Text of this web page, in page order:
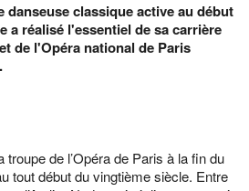
danseuse classique active au début
a réalisé l'essentiel de sa carrière
de l'Opéra national de Paris
de l’Opéra de Paris à la fin du
tout début du vingtième siècle. Entre